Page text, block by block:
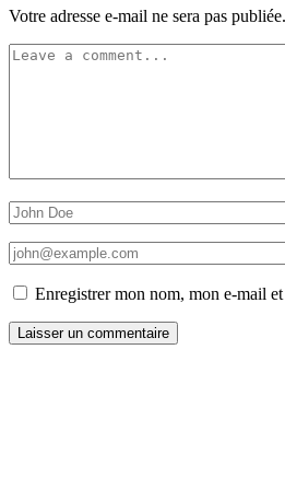
Votre adresse e-mail ne sera pas publiée.
Enregistrer mon nom, mon e-mail